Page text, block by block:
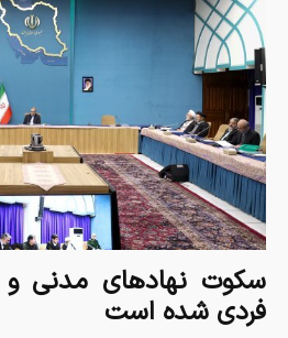
سکوت نهادهای مدنی و
فردی شده است